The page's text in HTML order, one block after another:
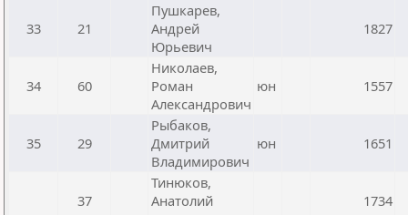
33 21
Пушкарев,
Андрей
Юрьевич
1827
34 60
Николаев,
Роман
Александрович
юн 1557
35 29
Рыбаков,
Дмитрий
Владимирович
юн 1651
37
Тинюков,
Анатолий
1734